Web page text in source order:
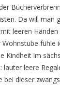
Da will man
leeren
Wohnstube fühle
Kindheit im
lauter leere
bei dieser